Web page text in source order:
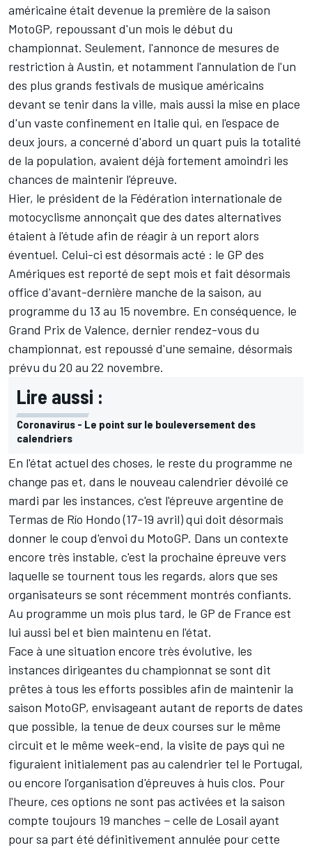
américaine était devenue la première de la saison
MotoGP, repoussant d'un mois le début du
championnat. Seulement, l'annonce de mesures de
restriction à Austin, et notamment l'annulation de l'un
des plus grands festivals de musique américains
devant se tenir dans la ville, mais aussi la mise en place
d'un vaste confinement en Italie qui, en l'espace de
deux jours, a concerné d'abord un quart puis la totalité
de la population, avaient déjà fortement amoindri les
chances de maintenir l'épreuve.
Hier, le président de la Fédération internationale de
motocyclisme annonçait que des dates alternatives
étaient à l'étude afin de réagir à un report alors
éventuel. Celui-ci est désormais acté : le GP des
Amériques est reporté de sept mois et fait désormais
office d'avant-dernière manche de la saison, au
programme du 13 au 15 novembre. En conséquence, le
Grand Prix de Valence, dernier rendez-vous du
championnat, est repoussé d'une semaine, désormais
prévu du 20 au 22 novembre.
Lire aussi :
Coronavirus - Le point sur le bouleversement des
calendriers
En l'état actuel des choses, le reste du programme ne
change pas et, dans le nouveau calendrier dévoilé ce
mardi par les instances, c'est l'épreuve argentine de
Termas de Río Hondo (17-19 avril) qui doit désormais
donner le coup d'envoi du MotoGP. Dans un contexte
encore très instable, c'est la prochaine épreuve vers
laquelle se tournent tous les regards, alors que ses
organisateurs se sont récemment montrés confiants.
Au programme un mois plus tard, le GP de France est
lui aussi bel et bien maintenu en l'état.
Face à une situation encore très évolutive, les
instances dirigeantes du championnat se sont dit
prêtes à tous les efforts possibles afin de maintenir la
saison MotoGP, envisageant autant de reports de dates
que possible, la tenue de deux courses sur le même
circuit et le même week-end, la visite de pays qui ne
figuraient initialement pas au calendrier tel le Portugal,
ou encore l'organisation d'épreuves à huis clos. Pour
l'heure, ces options ne sont pas activées et la saison
compte toujours 19 manches − celle de Losail ayant
pour sa part été définitivement annulée pour cette